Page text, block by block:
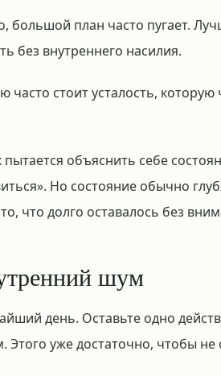
большой план часто пугает.
без внутреннего насилия.
стоит усталость,
объяснить себе
Но состояние обычно
что долго оставалось без
шум
день. Оставьте одно
уже достаточно, чтобы не